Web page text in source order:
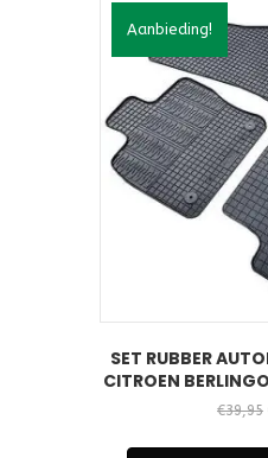
Aanbieding!
SET RUBBER
CITROEN
€39,95